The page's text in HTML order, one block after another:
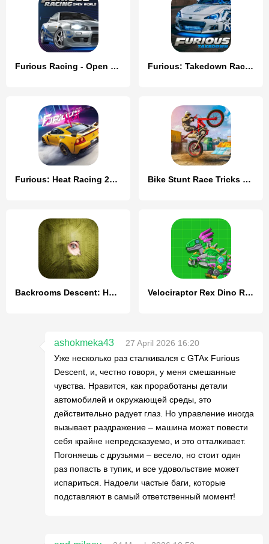
Furious Racing - Open World Furious: Takedown Racing
Furious: Heat Racing 2024 Bike Stunt Race Tricks Master
Backrooms Descent: Horror Game Velociraptor Rex Dino Robot
ashokmeka43
27 April 2026 16:20
Уже несколько раз сталкивался с GTAx Furious
Descent, и, честно говоря, у меня смешанные
чувства. Нравится, как проработаны детали
автомобилей и окружающей среды, это
действительно радует глаз. Но управление иногда
вызывает раздражение – машина может повести
себя крайне непредсказуемо, и это отталкивает.
Погоняешь с друзьями – весело, но стоит один
раз попасть в тупик, и все удовольствие может
испариться. Надоели частые баги, которые
подставляют в самый ответственный момент!